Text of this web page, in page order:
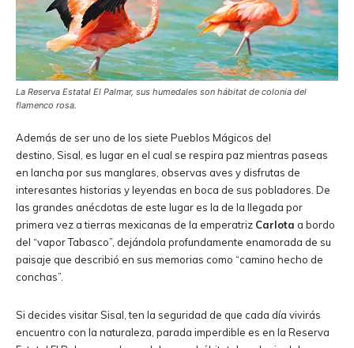
La Reserva Estatal El Palmar, sus humedales son hábitat de colonia del
flamenco rosa.
Además de ser uno de los siete Pueblos Mágicos del
destino, Sisal, es lugar en el cual se respira paz mientras paseas
en lancha por sus manglares, observas aves y disfrutas de
interesantes historias y leyendas en boca de sus pobladores. De
las grandes anécdotas de este lugar es la de la llegada por
primera vez a tierras mexicanas de la emperatriz Carlota a bordo
del “vapor Tabasco”, dejándola profundamente enamorada de su
paisaje que describió en sus memorias como “camino hecho de
conchas”.
Si decides visitar Sisal, ten la seguridad de que cada día vivirás
encuentro con la naturaleza, parada imperdible es en la Reserva